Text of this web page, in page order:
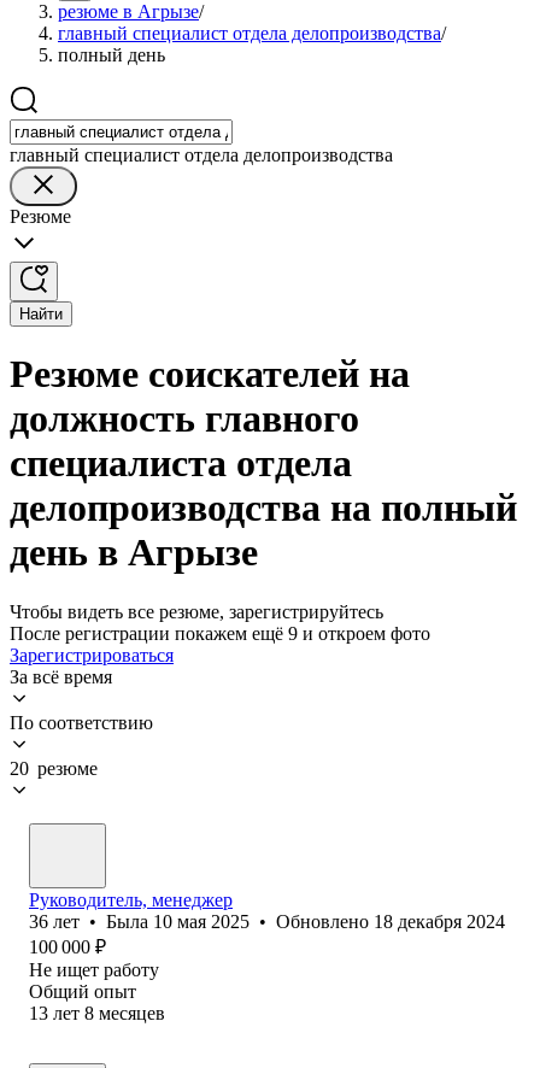
резюме в Агрызе/
главный специалист отдела делопроизводства/
полный день
главный специалист отдела делопроизводства
Резюме
Найти
Резюме соискателей на
должность главного
специалиста отдела
делопроизводства на полный
день в Агрызе
Чтобы видеть все резюме, зарегистрируйтесь
После регистрации покажем ещё 9 и откроем фото
Зарегистрироваться
За всё время
По соответствию
20 резюме
Руководитель, менеджер
36 лет • Была 10 мая 2025 • Обновлено 18 декабря 2024
100 000 ₽
Не ищет работу
Общий опыт
13 лет 8 месяцев